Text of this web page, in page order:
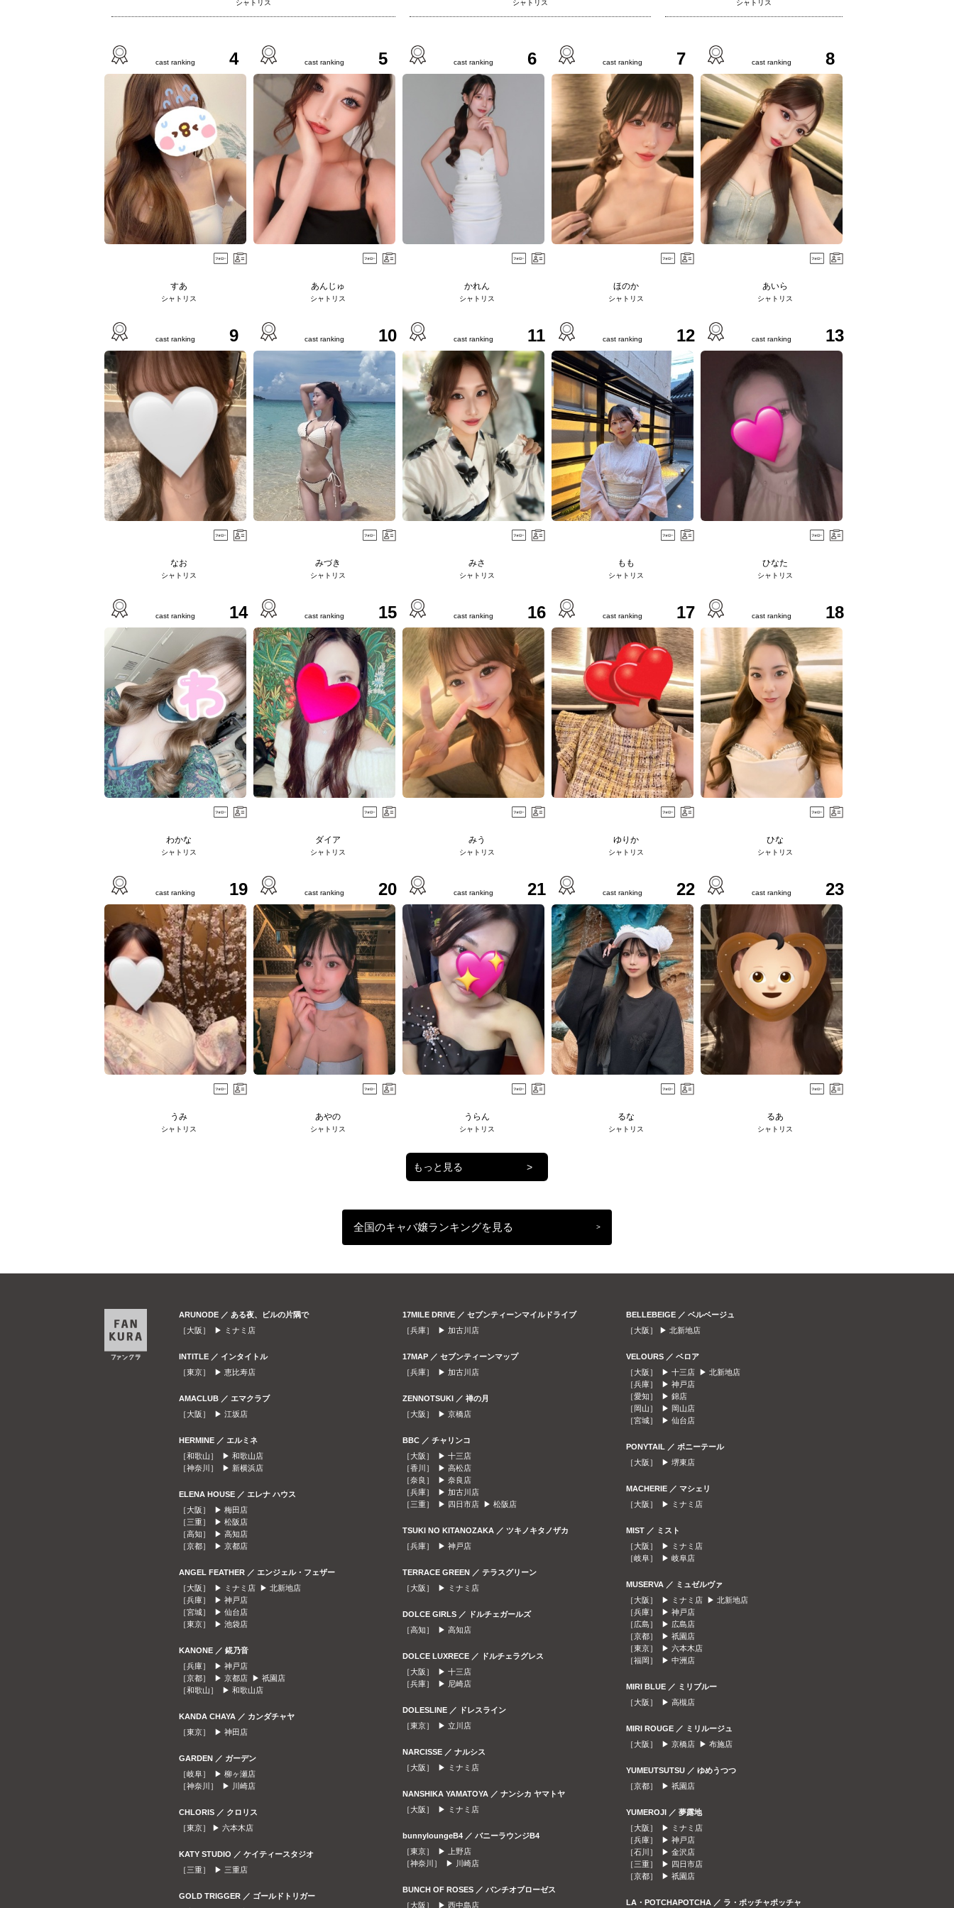
シャトリス シャトリス シャトリス
cast ranking 4
すあ
シャトリス
cast ranking 5
あんじゅ
シャトリス
cast ranking 6
かれん
シャトリス
cast ranking 7
ほのか
シャトリス
cast ranking 8
あいら
シャトリス
cast ranking 9
なお
シャトリス
cast ranking 10
みづき
シャトリス
cast ranking 11
みさ
シャトリス
cast ranking 12
もも
シャトリス
cast ranking 13
ひなた
シャトリス
cast ranking 14
わかな
シャトリス
cast ranking 15
ダイア
シャトリス
cast ranking 16
みう
シャトリス
cast ranking 17
ゆりか
シャトリス
cast ranking 18
ひな
シャトリス
cast ranking 19
うみ
シャトリス
cast ranking 20
あやの
シャトリス
cast ranking 21
うらん
シャトリス
cast ranking 22
るな
シャトリス
cast ranking 23
るあ
シャトリス
もっと見る >
全国のキャバ嬢ランキングを見る >
ARUNODE ／ ある夜、ビルの片隅で
［大阪］ ▶
ミナミ店
INTITLE ／ インタイトル
［東京］ ▶ 恵比寿店
AMACLUB ／ エマクラブ
［大阪］ ▶ 江坂店
HERMINE ／ エルミネ
［和歌山］ ▶ 和歌山店
［神奈川］ ▶ 新横浜店
ELENA HOUSE ／ エレナ ハウス
［大阪］ ▶ 梅田店
［三重］ ▶ 松阪店
［高知］ ▶ 高知店
［京都］ ▶ 京都店
ANGEL FEATHER ／ エンジェル・フェザー
［大阪］ ▶
ミナミ店 ▶ 北新地店
［兵庫］ ▶ 神戸店
［宮城］ ▶ 仙台店
［東京］ ▶ 池袋店
KANONE ／ 錵乃音
［兵庫］ ▶ 神戸店
［京都］ ▶ 京都店 ▶ 祇園店
［和歌山］ ▶ 和歌山店
KANDA CHAYA ／ カンダチャヤ
［東京］ ▶ 神田店
GARDEN ／ ガーデン
［岐阜］ ▶ 柳ヶ瀬店
［神奈川］ ▶
川崎店
CHLORIS ／ クロリス
［東京］ ▶ 六本木店
KATY STUDIO ／ ケイティースタジオ
［三重］ ▶ 三重店
GOLD TRIGGER ／ ゴールドトリガー
17MILE DRIVE ／ セブンティーンマイルドライブ
［兵庫］ ▶ 加古川店
17MAP ／ セブンティーンマップ
［兵庫］ ▶ 加古川店
ZENNOTSUKI ／ 禅の月
［大阪］ ▶ 京橋店
BBC ／ チャリンコ
［大阪］ ▶ 十三店
［香川］ ▶ 高松店
［奈良］ ▶ 奈良店
［兵庫］ ▶ 加古川店
［三重］ ▶ 四日市店 ▶ 松阪店
TSUKI NO KITANOZAKA ／ ツキノキタノザカ
［兵庫］ ▶ 神戸店
TERRACE GREEN ／ テラスグリーン
［大阪］ ▶
ミナミ店
DOLCE GIRLS ／ ドルチェガールズ
［高知］ ▶ 高知店
DOLCE LUXRECE ／ ドルチェラグレス
［大阪］ ▶ 十三店
［兵庫］ ▶ 尼崎店
DOLESLINE ／ ドレスライン
［東京］ ▶ 立川店
NARCISSE ／ ナルシス
［大阪］ ▶
ミナミ店
NANSHIKA YAMATOYA ／ ナンシカ ヤマトヤ
［大阪］ ▶
ミナミ店
bunnyloungeB4 ／ バニーラウンジB4
［東京］ ▶
上野店
［神奈川］ ▶
川崎店
BUNCH OF ROSES ／ バンチオブローゼス
［大阪］ ▶ 西中島店
BELLEBEIGE ／ ベルベージュ
［大阪］ ▶ 北新地店
VELOURS ／ ベロア
［大阪］ ▶ 十三店 ▶ 北新地店
［兵庫］ ▶ 神戸店
［愛知］ ▶ 錦店
［岡山］ ▶ 岡山店
［宮城］ ▶ 仙台店
PONYTAIL ／ ポニーテール
［大阪］ ▶ 堺東店
MACHERIE ／ マシェリ
［大阪］ ▶
ミナミ店
MIST ／ ミスト
［大阪］ ▶
ミナミ店
［岐阜］ ▶ 岐阜店
MUSERVA ／ ミュゼルヴァ
［大阪］ ▶
ミナミ店 ▶ 北新地店
［兵庫］ ▶ 神戸店
［広島］ ▶ 広島店
［京都］ ▶ 祇園店
［東京］ ▶ 六本木店
［福岡］ ▶ 中洲店
MIRI BLUE ／ ミリブルー
［大阪］ ▶ 高槻店
MIRI ROUGE ／ ミリルージュ
［大阪］ ▶ 京橋店 ▶ 布施店
YUMEUTSUTSU ／ ゆめうつつ
［京都］ ▶ 祇園店
YUMEROJI ／ 夢露地
［大阪］ ▶
ミナミ店
［兵庫］ ▶ 神戸店
［石川］ ▶ 金沢店
［三重］ ▶ 四日市店
［京都］ ▶ 祇園店
LA・POTCHAPOTCHA ／ ラ・ポッチャポッチャ